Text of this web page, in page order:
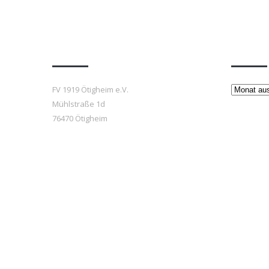
FV 1919 Ötigheim e.V.
Mühlstraße 1d
76470 Ötigheim
Beiträge